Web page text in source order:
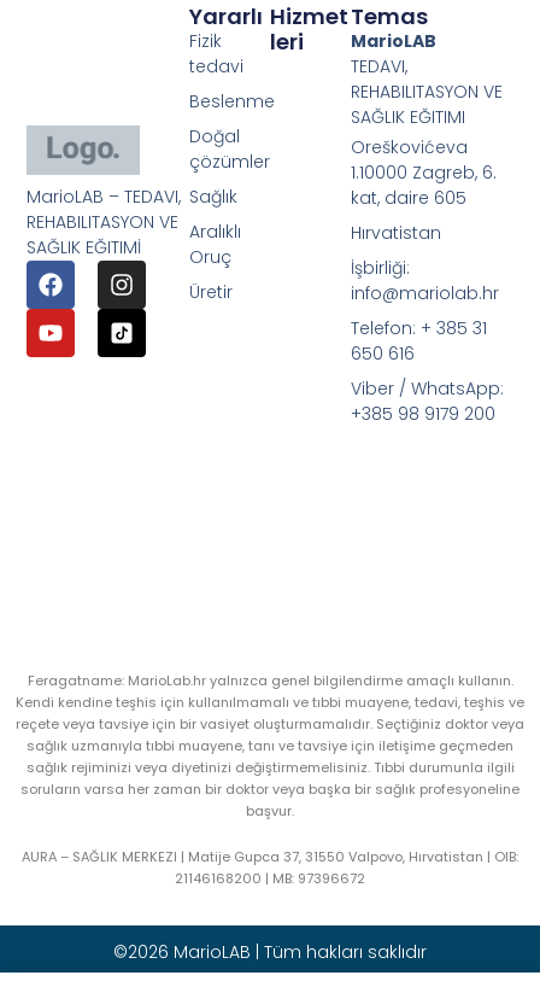
MarioLAB – TEDAVI,
REHABILITASYON VE
SAĞLIK EĞITIMİ
Hizmet
Leri
Yararlı
Fizik
tedavi
Beslenme
Doğal
çözümler
Sağlık
Aralıklı
Oruç
Üretir
Temas
MarioLAB
TEDAVI,
REHABILITASYON VE
SAĞLIK EĞITIMI
Oreškovićeva
1.10000 Zagreb, 6.
kat, daire 605
Hırvatistan
İşbirliği:
info@mariolab.hr
Telefon: + 385 31
650 616
Viber / WhatsApp:
+385 98 9179 200
Feragatname: MarioLab.hr yalnızca genel bilgilendirme amaçlı kullanın.
Kendi kendine teşhis için kullanılmamalı ve tıbbi muayene, tedavi, teşhis ve
reçete veya tavsiye için bir vasiyet oluşturmamalıdır. Seçtiğiniz doktor veya
sağlık uzmanıyla tıbbi muayene, tanı ve tavsiye için iletişime geçmeden
sağlık rejiminizi veya diyetinizi değiştirmemelisiniz. Tıbbi durumunla ilgili
soruların varsa her zaman bir doktor veya başka bir sağlık profesyoneline
başvur.
AURA – SAĞLIK MERKEZI | Matije Gupca 37, 31550 Valpovo, Hırvatistan | OIB:
21146168200 | MB: 97396672
©2026 MarioLAB | Tüm hakları saklıdır